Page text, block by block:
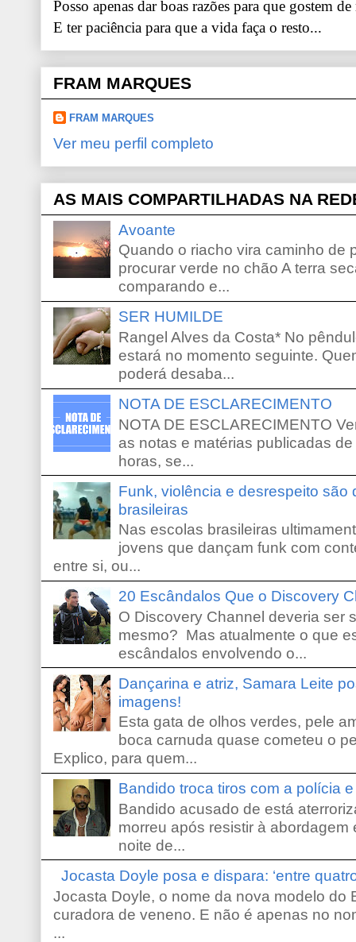
Posso apenas dar boas razões para que gostem
E ter paciência para que a vida faça o resto...
FRAM MARQUES
FRAM MARQUES
Ver meu perfil completo
AS MAIS COMPARTILHADAS NA
Avoante
Quando o riacho vira caminho de
procurar verde no chão A terra
comparando e...
SER HUMILDE
Rangel Alves da Costa* No
estará no momento seguinte.
poderá desaba...
NOTA DE ESCLARECIMENTO
NOTA DE ESCLARECIMENTO
as notas e matérias publicadas
horas, se...
Funk, violência e desrespeito são
brasileiras
Nas escolas brasileiras
jovens que dançam funk com
entre si, ou...
20 Escândalos Que o Discovery
O Discovery Channel deveria ser
mesmo? Mas atualmente o que
escândalos envolvendo o...
Dançarina e atriz, Samara Leite
imagens!
Esta gata de olhos verdes, pele
boca carnuda quase cometeu o
Explico, para quem...
Bandido troca tiros com a polícia
Bandido acusado de está
morreu após resistir à
noite de...
Jocasta Doyle posa e dispara: ‘entre
Jocasta Doyle, o nome da nova modelo do
curadora de veneno. E não é apenas no
...